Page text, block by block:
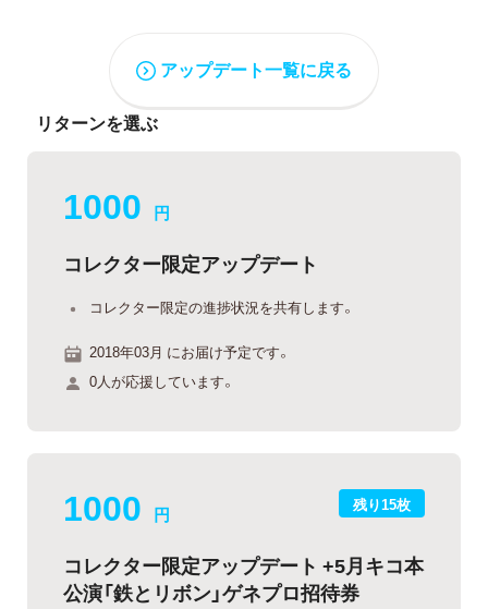
アップデート一覧に戻る
リターンを選ぶ
1000 円
コレクター限定アップデート
コレクター限定の進捗状況を共有します。
2018年03月 にお届け予定です。
0人が応援しています。
残り15枚
1000 円
コレクター限定アップデート +5月キコ本
公演「鉄とリボン」ゲネプロ招待券